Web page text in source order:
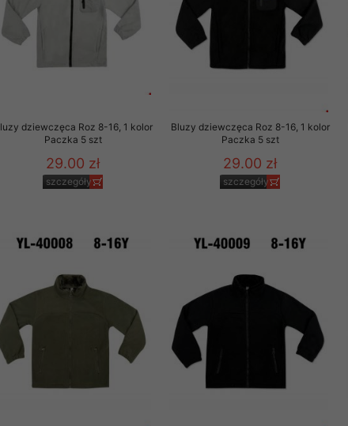
dziewczęca Roz 8-16, 1 kolor
Paczka 5 szt
29.00 zł
szczegóły
Bluzy dziewczęca Roz 8-16, 1 kolor
Paczka 5 szt
29.00 zł
szczegóły